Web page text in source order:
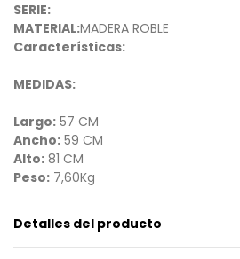
SERIE:
MATERIAL:MADERA ROBLE
Características:
MEDIDAS:
Largo: 57 CM
Ancho: 59 CM
Alto: 81 CM
Peso: 7,60Kg
Detalles del producto